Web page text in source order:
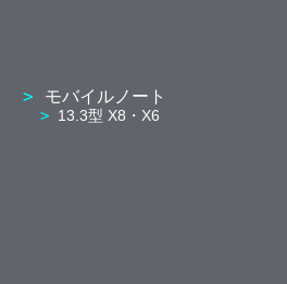
モバイルノート
13.3型 X8・X6